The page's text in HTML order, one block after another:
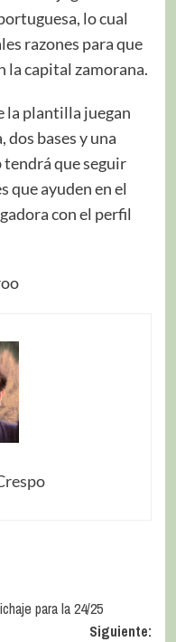
lo cual
razones para que
la capital zamorana.
la plantilla juegan
dos bases y una
que seguir
que ayuden en el
con el perfil
para la 24/25
Siguiente: